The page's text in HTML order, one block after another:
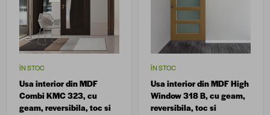
ÎN STOC
Usa interior din MDF
Combi KMC 323, cu
geam, reversibila, toc si
ÎN STOC
Usa interior din MDF High
Window 318 B, cu geam,
reversibila, toc si